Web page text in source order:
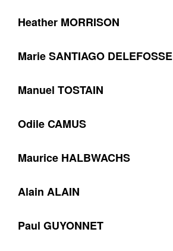
Heather MORRISON
Marie SANTIAGO DELEFOSSE
Manuel TOSTAIN
Odile CAMUS
Maurice HALBWACHS
Alain ALAIN
Paul GUYONNET